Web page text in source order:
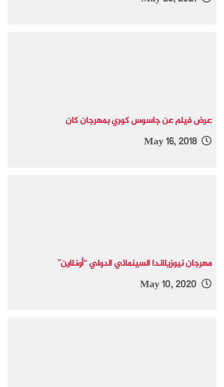
عرض فيلم عن جاسوس كوري بمهرجان كان
May 16, 2018
مهرجان نيوزيلاندا السينمائي الدولي “أونلاين”